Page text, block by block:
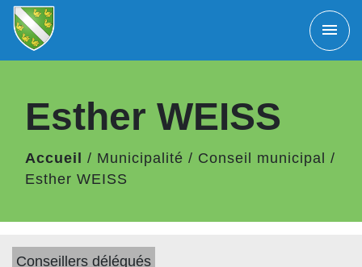
menu
Esther WEISS
Accueil / Municipalité / Conseil municipal /
Esther WEISS
Conseillers délégués